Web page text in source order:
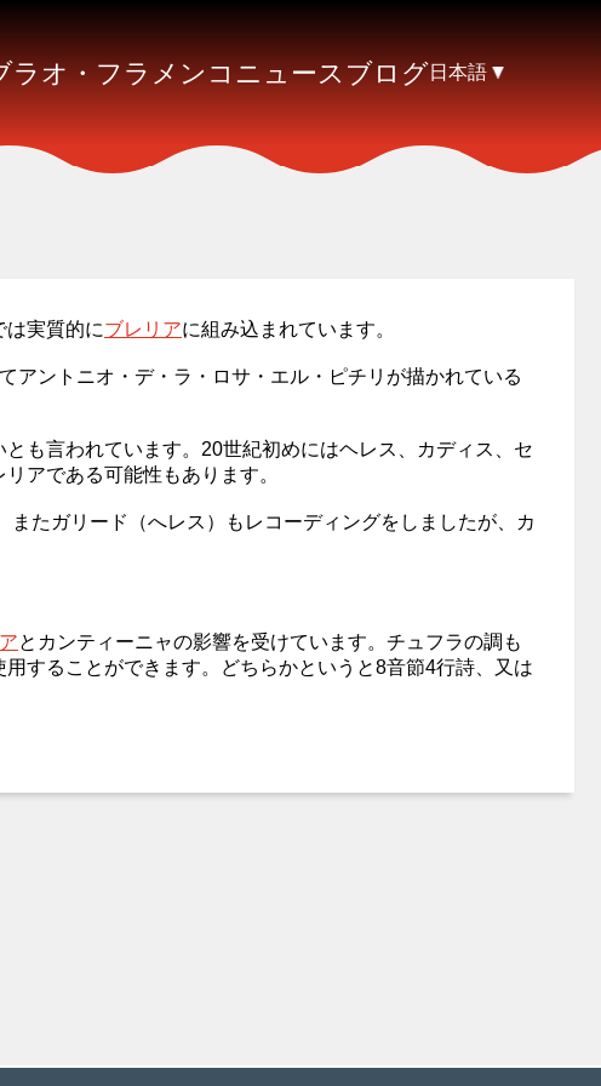
ラオ・フラメンコニュースブログ 日本語
実質的にブレリアに組み込まれています。
アントニオ・デ・ラ・ロサ・エル・ピチリが描かれている
も言われています。20世紀初めにはヘレス、カディス、セ
アである可能性もあります。
たガリード（へレス）もレコーディングをしましたが、カ
とカンティーニャの影響を受けています。チュフラの調も
することができます。どちらかというと8音節4行詩、又は